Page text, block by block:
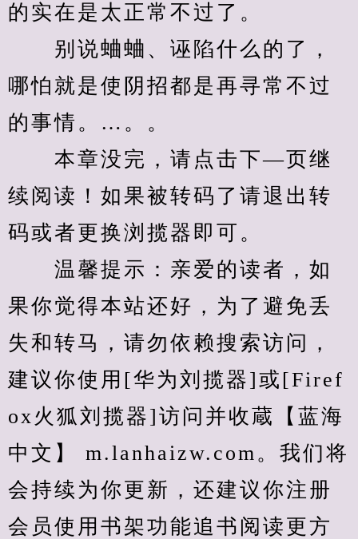
的实在是太正常不过了。
别说蛐蛐、诬陷什么的了，
哪怕就是使阴招都是再寻常不过
的事情。…。。
本章没完，请点击下—页继
续阅读！如果被转码了请退出转
码或者更换浏揽器即可。
温馨提示：亲爱的读者，如
果你觉得本站还好，为了避免丢
失和转马，请勿依赖搜索访问，
建议你使用[华为刘揽器]或[Firef
ox火狐刘揽器]访问并收蔵【蓝海
中文】 m.lanhaizw.com。我们将
会持续为你更新，还建议你注册
会员使用书架功能追书阅读更方